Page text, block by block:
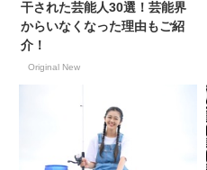
干された芸能人30選！芸能界
からいなくなった理由もご紹
介！
Original New